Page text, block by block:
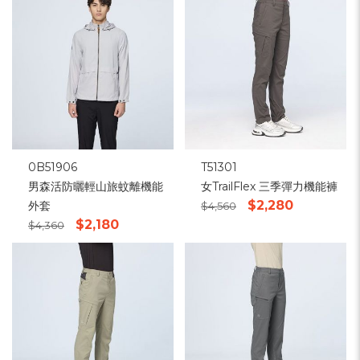
0B51906
男森活防曬輕山旅蚊離機能
外套
$4,360 $2,180
T51301
女TrailFlex 三季彈力機能褲
$4,560 $2,280